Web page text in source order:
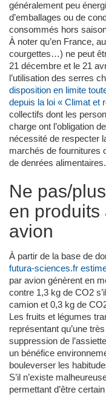
généralement peu
d’emballages ou de
consommés hors
À noter qu’en France,
courgettes…) ne peut
21 décembre et le 21
l’utilisation des serres
disposition en limite
depuis la loi « Climat et
collectifs dont les
charge ont l’obligation
nécessité de respecter
marchés de fournitures
de denrées alimentaires.
Ne pas/
en produits
avion
À partir de la base de
futura-sciences.fr
par avion génèrent en
contre 1,3 kg de CO2
camion et 0,3 kg de
Les fruits et légumes
représentant qu’une
suppression de
un bénéfice
bouleverser les
S’il n’existe
permettant d’être